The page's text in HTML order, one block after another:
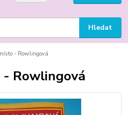
Hledat
- Rowlingová
Rowlingová